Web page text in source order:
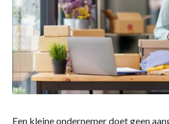
Een kleine ondernemer doet geen